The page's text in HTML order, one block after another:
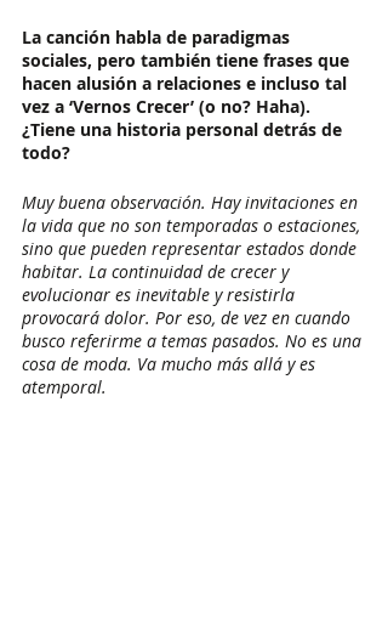
La canción habla de paradigmas
sociales, pero también tiene frases que
hacen alusión a relaciones e incluso tal
vez a ‘Vernos Crecer’ (o no? Haha).
¿Tiene una historia personal detrás de
todo?
Muy buena observación. Hay invitaciones en
la vida que no son temporadas o estaciones,
sino que pueden representar estados donde
habitar. La continuidad de crecer y
evolucionar es inevitable y resistirla
provocará dolor. Por eso, de vez en cuando
busco referirme a temas pasados. No es una
cosa de moda. Va mucho más allá y es
atemporal.